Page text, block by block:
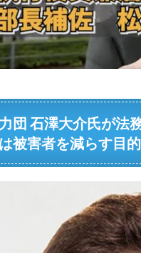
団 石澤大介氏が法
被害者を減らす目